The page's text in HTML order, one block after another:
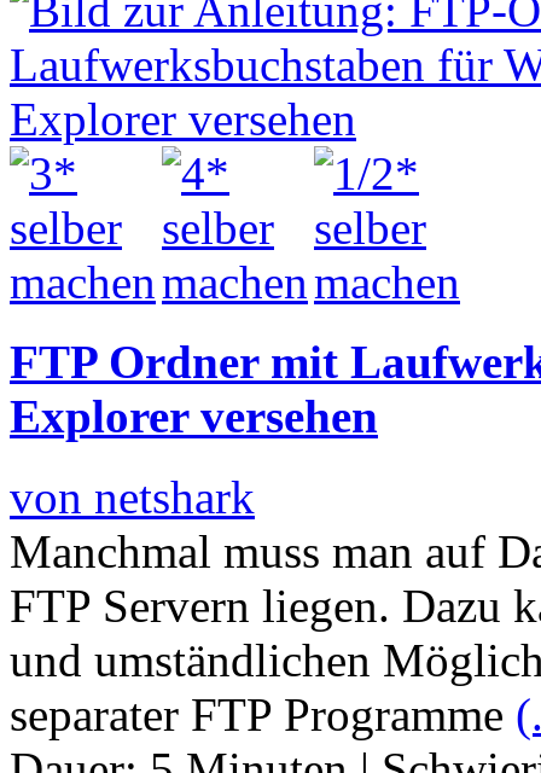
FTP Ordner mit
Explorer versehen
von netshark
Manchmal muss man auf
FTP Servern liegen. Dazu
und umständlichen
separater FTP Programme